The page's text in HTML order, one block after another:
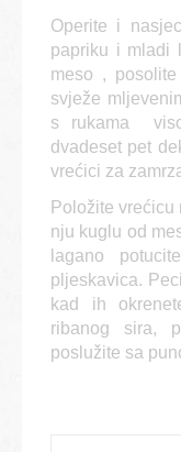
Operite i
papriku i mladi
meso ,
svježe
s rukama
dvadeset pet
vrećici za
Položite vrećicu
nju kuglu od
lagano
pljeskavica.
kad ih
ribanog sira,
poslužite sa